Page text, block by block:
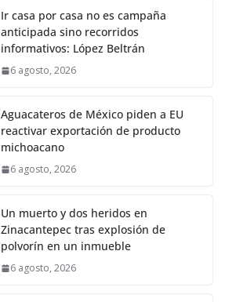
Ir casa por casa no es campaña
anticipada sino recorridos
informativos: López Beltrán
6 agosto, 2026
Aguacateros de México piden a EU
reactivar exportación de producto
michoacano
6 agosto, 2026
Un muerto y dos heridos en
Zinacantepec tras explosión de
polvorín en un inmueble
6 agosto, 2026